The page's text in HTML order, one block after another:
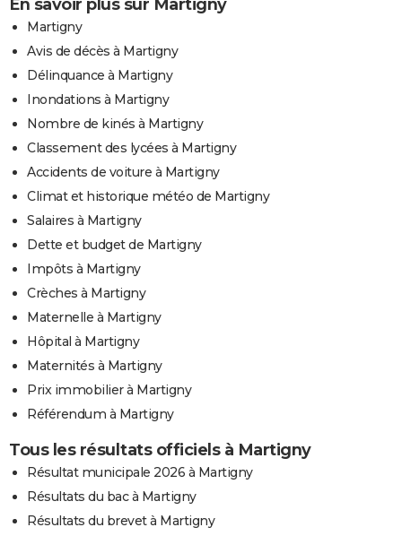
En savoir plus sur Martigny
Martigny
Avis de décès à Martigny
Délinquance à Martigny
Inondations à Martigny
Nombre de kinés à Martigny
Classement des lycées à Martigny
Accidents de voiture à Martigny
Climat et historique météo de Martigny
Salaires à Martigny
Dette et budget de Martigny
Impôts à Martigny
Crèches à Martigny
Maternelle à Martigny
Hôpital à Martigny
Maternités à Martigny
Prix immobilier à Martigny
Référendum à Martigny
Tous les résultats officiels à Martigny
Résultat municipale 2026 à Martigny
Résultats du bac à Martigny
Résultats du brevet à Martigny